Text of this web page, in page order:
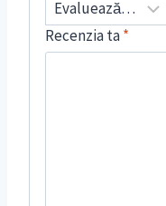
Recenzia ta*